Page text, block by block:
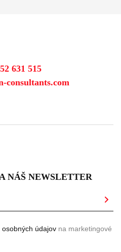
631 515
consultants.com
NÁŠ NEWSLETTER
údajov na marketingové